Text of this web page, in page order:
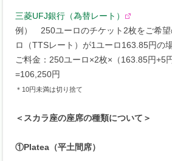
三菱UFJ銀行（為替レート）
例） 250ユーロのチケット2枚をご希
ロ（TTSレート）が1ユーロ163.85円の場
ご料金：250ユーロ×2枚×（163.85円+5
=106,250円
＊10円未満は切り捨て
＜スカラ座の座席の種類について＞
①Platea（平土間席）